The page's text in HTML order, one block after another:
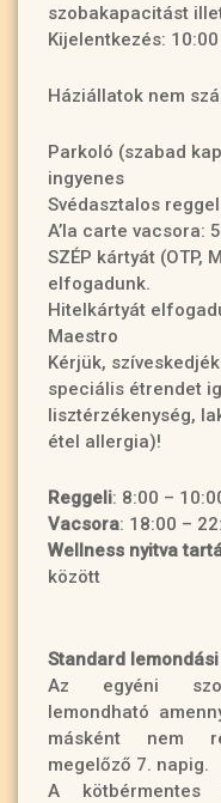
szobakapacitást
Kijelentkezés:
Háziállatok nem
Parkoló (szabad
ingyenes
Svédasztalos
A’la carte vacsora:
SZÉP kártyát (OTP,
elfogadunk.
Hitelkártyát
Maestro
Kérjük,
speciális étrendet
lisztérzékenység,
étel allergia)!
Reggeli: 8:00 –
Vacsora: 18:00 –
Wellness nyitva
között
Standard
Az egyéni
lemondható
másként nem
megelőző 7. napig.
A kötbérmentes